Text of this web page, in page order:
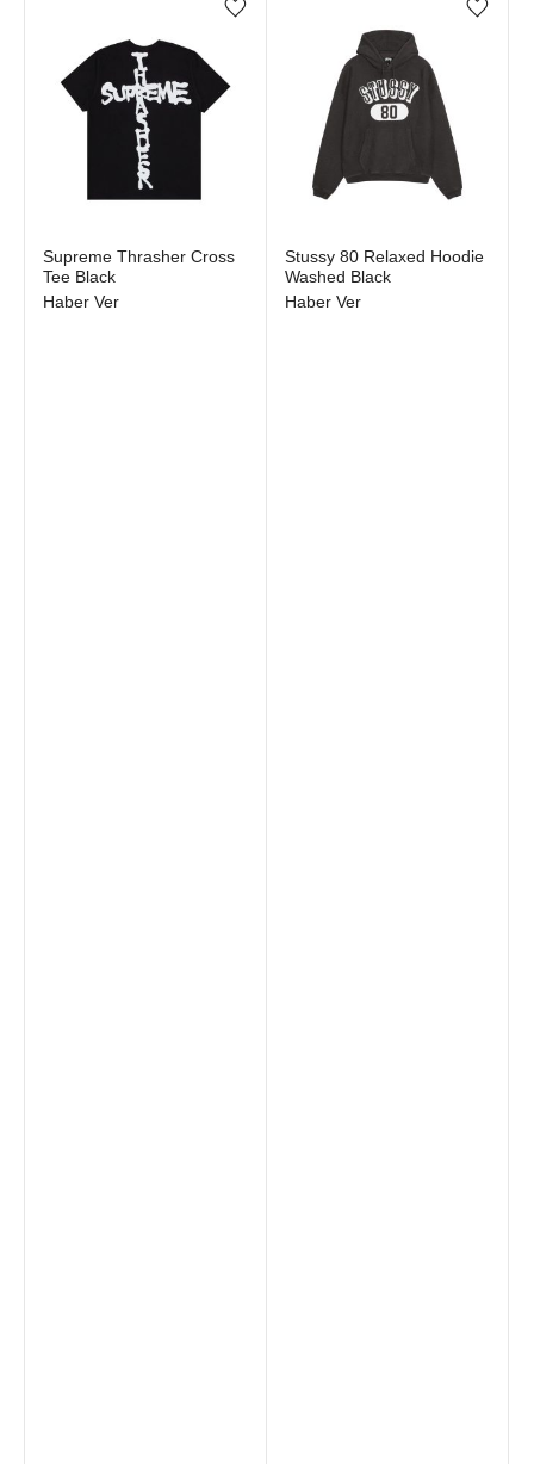
Favorilere ekle/çıkar
Supreme Thrasher Cross
Tee Black
Haber Ver
Favorilere ekle/çıkar
Stokta yok
Stussy 80 Relaxed Hoodie
Washed Black
Haber Ver